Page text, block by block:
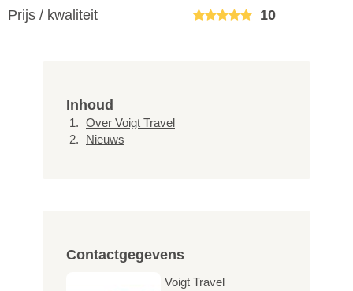
Prijs / kwaliteit
10
Inhoud
Over Voigt Travel
Nieuws
Contactgegevens
Voigt Travel